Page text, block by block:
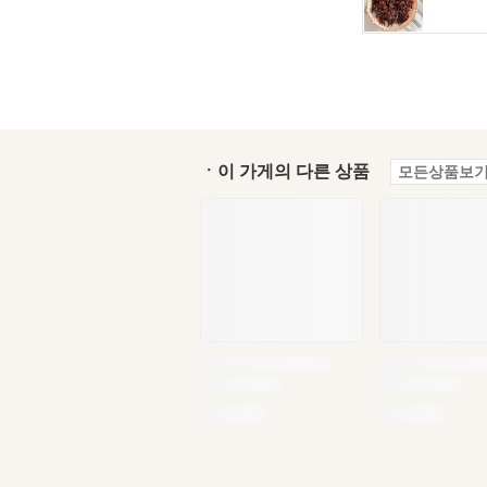
ㆍ이 가게의 다른 상품 모든상품보